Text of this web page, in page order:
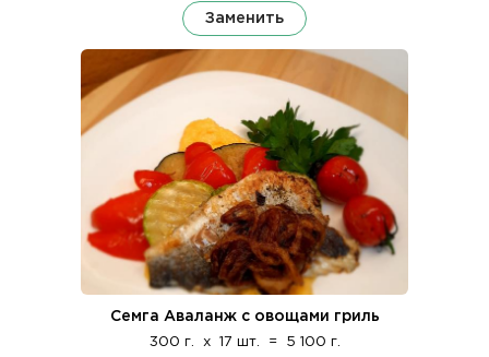
Заменить
Семга Аваланж с овощами гриль
300 г. x 17 шт. = 5 100 г.